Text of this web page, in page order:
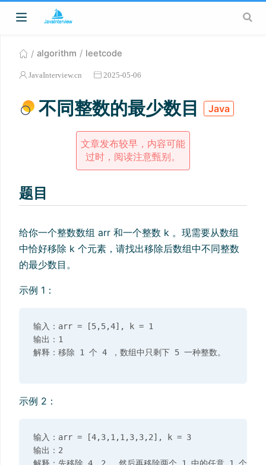
algorithm leetcode
JavaInterview.cn 2025-05-06
不同整数的最少数目 Java
文章发布较早，内容可能
过时，阅读注意甄别。
题目
给你一个整数数组 arr 和一个整数 k 。现需要从数组
中恰好移除 k 个元素，请找出移除后数组中不同整数
的最少数目。
示例 1：
输入：arr = [5,5,4], k = 1
输出：1
示例 2：
输入：arr = [4,3,1,1,3,3,2], k = 3
输出：2